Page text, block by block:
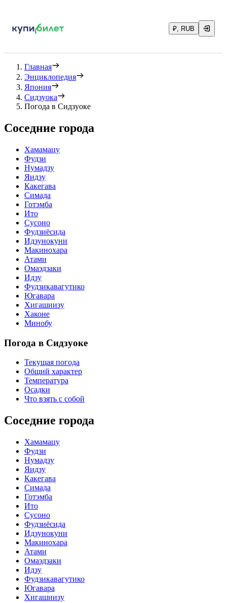
₽, RUB
Главная
Энциклопедия
Япония
Сидзуока
Погода в Сидзуоке
Соседние города
Хамамацу
Фудзи
Нумадзу
Яидзу
Какегава
Симада
Готэмба
Ито
Сусоно
Фудзиёсида
Идзунокуни
Макинохара
Атами
Омаэдзаки
Идзу
Фудзикавагутико
Югавара
Хигашиизу
Хаконе
Минобу
Погода в Сидзуоке
Текущая погода
Общий характер
Температура
Осадки
Что взять с собой
Соседние города
Хамамацу
Фудзи
Нумадзу
Яидзу
Какегава
Симада
Готэмба
Ито
Сусоно
Фудзиёсида
Идзунокуни
Макинохара
Атами
Омаэдзаки
Идзу
Фудзикавагутико
Югавара
Хигашиизу